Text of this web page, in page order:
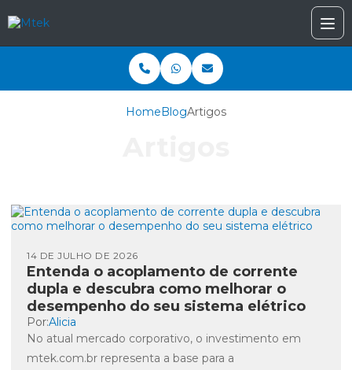
HomeBlogArtigos
Entenda o acoplamento de corrente
dupla e descubra como melhorar o
desempenho do seu sistema elétrico
14 DE JULHO DE 2026
Por:Alicia
No atual mercado corporativo, o investimento em
mtek.com.br representa a base para a